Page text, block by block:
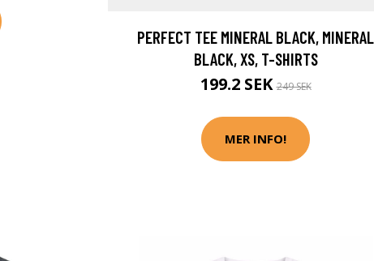
PERFECT TEE MINERAL BLACK, MINERAL
BLACK, XS, T-SHIRTS
199.2 SEK249 SEK
MER INFO!